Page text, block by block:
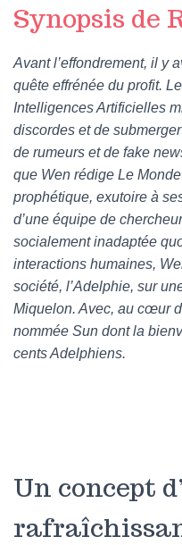
Synopsis de
Avant l’effondrement, il y
quête effrénée du profit.
Intelligences Artificielles
discordes et de
de rumeurs et de fake
que Wen rédige Le
prophétique, exutoire à
d’une équipe de
socialement inadaptée
interactions humaines,
société, l’Adelphie, sur
Miquelon. Avec, au cœur
nommée Sun dont la
cents Adelphiens.
Un concept